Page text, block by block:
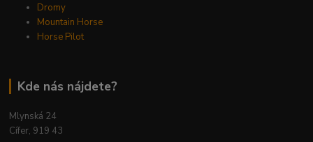
Dromy
Mountain Horse
Horse Pilot
Kde nás nájdete?
Mlynská 24
Cífer, 919 43